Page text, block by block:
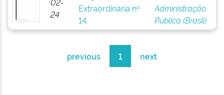
24
Extraordinária nº
14
Administração
Pública (Brasil)
previous 1 next